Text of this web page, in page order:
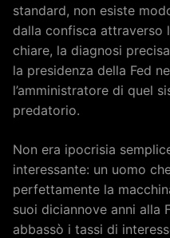
standard, non esiste
dalla confisca attraverso
chiare, la diagnosi
la presidenza della Fed
l’amministratore di quel
predatorio.
Non era ipocrisia
interessante: un uomo
perfettamente la
suoi diciannove anni alla
abbassò i tassi di